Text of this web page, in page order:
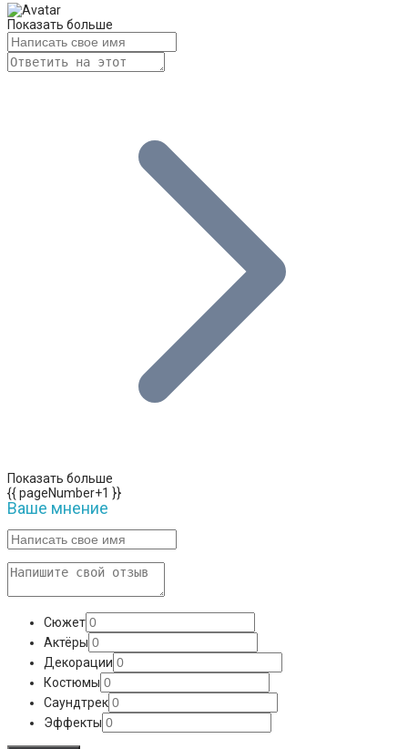
Показать больше
Показать больше
{{ pageNumber+1 }}
Ваше мнение
Сюжет
Актёры
Декорации
Костюмы
Саундтрек
Эффекты